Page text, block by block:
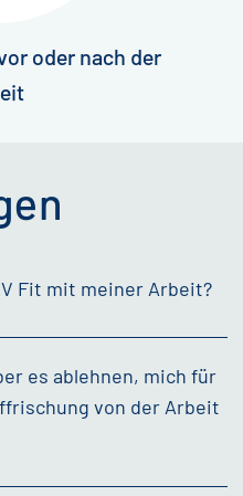
oder nach der
Fit mit meiner Arbeit?
es ablehnen, mich für
von der Arbeit